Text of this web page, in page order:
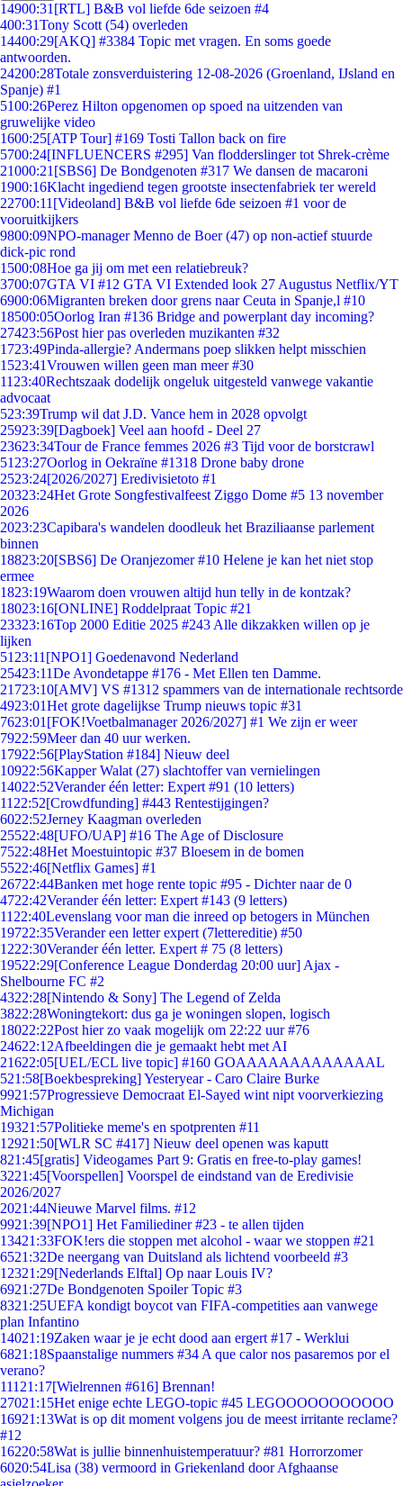
14900:31 [RTL] B&B vol liefde 6de seizoen #4
400:31Tony Scott (54) overleden
14400:29[AKQ] #3384 Topic met vragen. En soms goede
antwoorden.
24200:28Totale zonsverduistering 12-08-2026 (Groenland, IJsland en
Spanje) #1
5100:26Perez Hilton opgenomen op spoed na uitzenden van
gruwelijke video
1600:25[ATP Tour] #169 Tosti Tallon back on fire
5700:24[INFLUENCERS #295] Van flodderslinger tot Shrek-crème
21000:21 [SBS6] De Bondgenoten #317 We dansen de macaroni
1900:16Klacht ingediend tegen grootste insectenfabriek ter wereld
22700:11 [Videoland] B&B vol liefde 6de seizoen #1 voor de
vooruitkijkers
9800:09NPO-manager Menno de Boer (47) op non-actief stuurde
dick-pic rond
1500:08Hoe ga jij om met een relatiebreuk?
3700:07GTA VI #12 GTA VI Extended look 27 Augustus Netflix/YT
6900:06Migranten breken door grens naar Ceuta in Spanje,l #10
18500:05Oorlog Iran #136 Bridge and powerplant day incoming?
27423:56Post hier pas overleden muzikanten #32
1723:49Pinda-allergie? Andermans poep slikken helpt misschien
1523:41Vrouwen willen geen man meer #30
11 23:40Rechtszaak dodelijk ongeluk uitgesteld vanwege vakantie
advocaat
523:39Trump wil dat J.D. Vance hem in 2028 opvolgt
25923:39[Dagboek] Veel aan hoofd - Deel 27
23623:34Tour de France femmes 2026 #3 Tijd voor de borstcrawl
51 23:27Oorlog in Oekraïne #1318 Drone baby drone
2523:24[2026/2027] Eredivisietoto #1
20323:24Het Grote Songfestivalfeest Ziggo Dome #5 13 november
2026
2023:23Capibara's wandelen doodleuk het Braziliaanse parlement
binnen
18823:20[SBS6] De Oranjezomer #10 Helene je kan het niet stop
ermee
1823:19Waarom doen vrouwen altijd hun telly in de kontzak?
18023:16[ONLINE] Roddelpraat Topic #21
23323:16Top 2000 Editie 2025 #243 Alle dikzakken willen op je
lijken
51 23:11 [NPO1] Goedenavond Nederland
25423:11De Avondetappe #176 - Met Ellen ten Damme.
21723:10[AMV] VS #1312 spammers van de internationale rechtsorde
4923:01Het grote dagelijkse Trump nieuws topic #31
7623:01 [FOK!Voetbalmanager 2026/2027] #1 We zijn er weer
7922:59Meer dan 40 uur werken.
17922:56[PlayStation #184] Nieuw deel
10922:56Kapper Walat (27) slachtoffer van vernielingen
14022:52Verander één letter: Expert #91 (10 letters)
11 22:52[Crowdfunding] #443 Rentestijgingen?
6022:52Jerney Kaagman overleden
25522:48[UFO/UAP] #16 The Age of Disclosure
7522:48Het Moestuintopic #37 Bloesem in de bomen
5522:46[Netflix Games] #1
26722:44Banken met hoge rente topic #95 - Dichter naar de 0
4722:42Verander één letter: Expert #143 (9 letters)
11 22:40Levenslang voor man die inreed op betogers in München
19722:35Verander een letter expert (7lettereditie) #50
1222:30Verander één letter. Expert # 75 (8 letters)
19522:29[Conference League Donderdag 20:00 uur] Ajax -
Shelbourne FC #2
4322:28[Nintendo & Sony] The Legend of Zelda
3822:28Woningtekort: dus ga je woningen slopen, logisch
18022:22Post hier zo vaak mogelijk om 22:22 uur #76
24622:12Afbeeldingen die je gemaakt hebt met AI
21622:05[UEL/ECL live topic] #160 GOAAAAAAAAAAAAAL
521:58[Boekbespreking] Yesteryear - Caro Claire Burke
9921:57Progressieve Democraat El-Sayed wint nipt voorverkiezing
Michigan
19321:57Politieke meme's en spotprenten #11
12921:50[WLR SC #417] Nieuw deel openen was kaputt
821:45[gratis] Videogames Part 9: Gratis en free-to-play games!
3221:45[Voorspellen] Voorspel de eindstand van de Eredivisie
2026/2027
2021:44Nieuwe Marvel films. #12
9921:39[NPO1] Het Familiediner #23 - te allen tijden
13421:33FOK!ers die stoppen met alcohol - waar we stoppen #21
6521:32De neergang van Duitsland als lichtend voorbeeld #3
12321:29[Nederlands Elftal] Op naar Louis IV?
6921:27De Bondgenoten Spoiler Topic #3
8321:25UEFA kondigt boycot van FIFA-competities aan vanwege
plan Infantino
14021:19Zaken waar je je echt dood aan ergert #17 - Werklui
6821:18Spaanstalige nummers #34 A que calor nos pasaremos por el
verano?
111 21:17[Wielrennen #616] Brennan!
27021:15Het enige echte LEGO-topic #45 LEGOOOOOOOOOOO
16921:13Wat is op dit moment volgens jou de meest irritante reclame?
#12
16220:58Wat is jullie binnenhuistemperatuur? #81 Horrorzomer
6020:54Lisa (38) vermoord in Griekenland door Afghaanse